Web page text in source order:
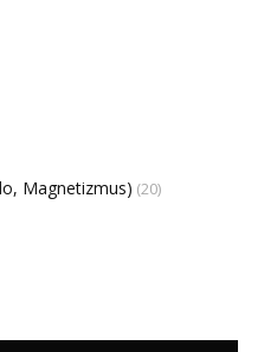
Magnetizmus) (20)